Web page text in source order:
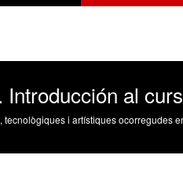
al
i artístiques ocorregudes